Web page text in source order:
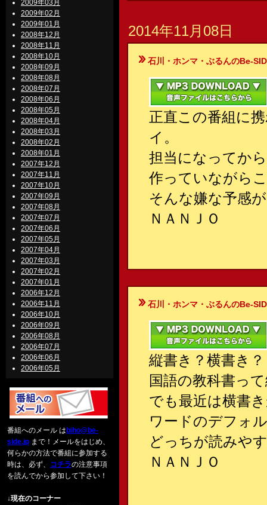
2009年03月
2009年02月
2009年01月
2008年12月
2008年11月
2008年10月
2008年09月
2008年08月
2008年07月
2008年06月
2008年05月
2008年04月
2008年03月
2008年02月
2008年01月
2007年12月
2007年11月
2007年10月
2007年09月
2007年08月
2007年07月
2007年06月
2007年05月
2007年04月
2007年03月
2007年02月
2007年01月
2006年12月
2006年11月
2006年10月
2006年09月
2006年08月
2006年07月
2006年06月
2006年05月
番組へのメール は biho@be-
side.jp まで！メールをはじめ、
何らかの方法で番組に参加する
時は、必ず、 コチラの注意事項
を読んでから参加して下さい！
↓現在のコーナー
2014年11月08日
石川・ホンマ・ぶるんのBe-
正直この番組に
イ。
担当になってか
作っていながら
そんな嫌な予感
ＮＡＮＪＯ
石川・ホンマ・ぶるんのBe-
縦書き？横書き？
国語の教科書っ
でも最近は横書
ワードのデフォ
どっちが読みや
ＮＡＮＪＯ